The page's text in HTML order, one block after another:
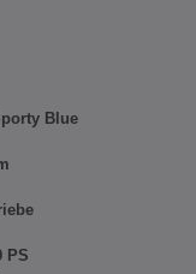
Blue
PS